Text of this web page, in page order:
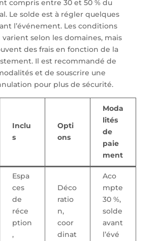
compris entre 30 et 50 % du
Le solde est à régler quelques
l’événement. Les conditions
varient selon les domaines, mais
des frais en fonction de la
Il est recommandé de
et de souscrire une
pour plus de sécurité.
Inclu
s
Opti
ons
Moda
lités
de
paie
ment
Espa
ces
de
réce
ption
,
Déco
ratio
n,
coor
dinat
Aco
mpte
30 %,
solde
avant
l’évé